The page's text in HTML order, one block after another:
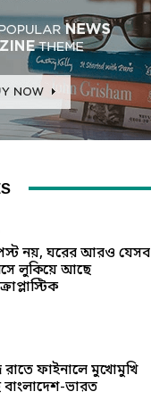
নয়, ঘরের আরও যেসব
লুকিয়ে আছে
ফাইনালে মুখোমুখি
বাংলাদেশ-ভারত